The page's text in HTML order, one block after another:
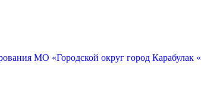
МО «Городской округ город Карабулак «